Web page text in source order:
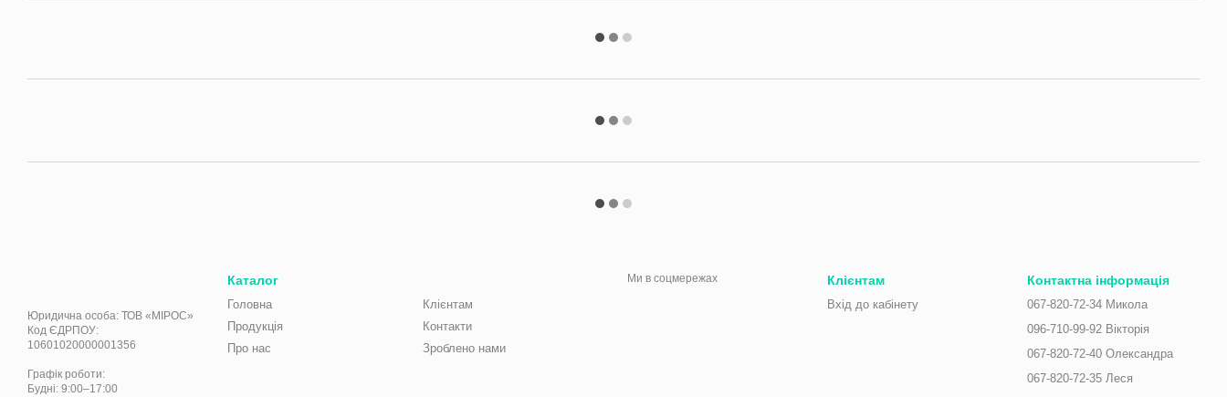
Юридична особа: ТОВ «МІРОС»
Код ЄДРПОУ:
10601020000001356
Графік роботи:
Будні: 9:00–17:00
Каталог
Головна
Продукція
Про нас
Клієнтам
Контакти
Зроблено нами
Ми в соцмережах Клієнтам
Вхід до кабінету
Контактна інформація
067-820-72-34 Микола
096-710-99-92 Вікторія
067-820-72-40 Олександра
067-820-72-35 Леся